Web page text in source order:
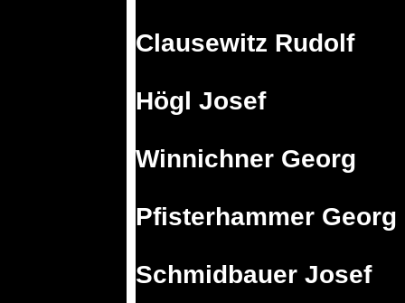
Clausewitz Rudolf
Högl Josef
Winnichner Georg
Pfisterhammer Georg
Schmidbauer Josef